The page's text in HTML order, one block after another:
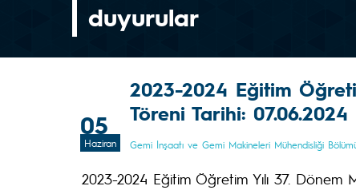
duyurular
05
Haziran
2023-2024 Eğitim
Töreni Tarihi: 07.06.2024
Gemi İnşaatı ve Gemi Makineleri Mühendisliği
2023-2024 Eğitim Öğretim Yılı 37. Dönem